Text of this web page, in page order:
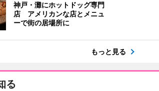
神戸・灘にホットドッグ専門
店 アメリカンな店とメニュ
ーで街の居場所に
もっと見る
る